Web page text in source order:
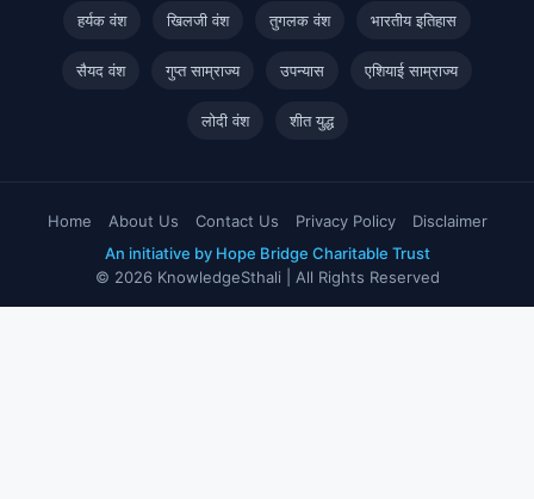
हर्यक वंश खिलजी वंश तुगलक वंश भारतीय इतिहास
सैयद वंश गुप्त साम्राज्य उपन्यास एशियाई साम्राज्य
लोदी वंश शीत युद्ध
Home About Us Contact Us Privacy Policy
Disclaimer
An initiative by Hope Bridge Charitable Trust
© 2026 KnowledgeSthali | All Rights Reserved